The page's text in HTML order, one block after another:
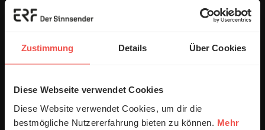
Zustimmung Details Über Cookies
Diese Webseite verwendet Cookies
Diese Website verwendet Cookies, um dir die
bestmögliche Nutzererfahrung bieten zu können. Mehr
Datenschutzerklärung
Veröffentlichung besteht nicht. Bitte beachten Sie beim
Schreiben Ihres Kommentars unsere
Absenden